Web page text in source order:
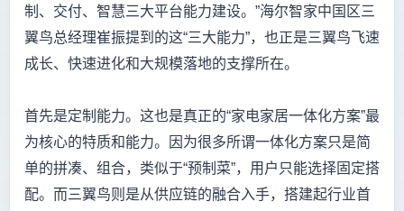
制、交付、智慧三大平台能力建设。”海尔智家中国区三
翼鸟总经理崔振提到的这“三大能力”，也正是三翼鸟飞速
成长、快速进化和大规模落地的支撑所在。
首先是定制能力。这也是真正的“家电家居一体化方案”最
为核心的特质和能力。因为很多所谓一体化方案只是简
单的拼凑、组合，类似于“预制菜”，用户只能选择固定搭
配。而三翼鸟则是从供应链的融合入手，搭建起行业首